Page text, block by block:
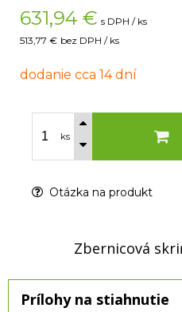
631,94 € s DPH / ks
513,77 € bez DPH / ks
dodanie cca 14 dní
ks
Otázka na produkt
Zbernicová
Prílohy na stiahnutie